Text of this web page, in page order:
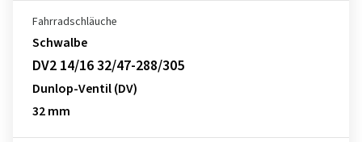
Fahrradschläuche
Schwalbe
DV2 14/16 32/47-288/305
Dunlop-Ventil (DV)
32 mm